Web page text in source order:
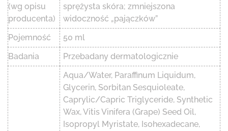
(wg opisu
producenta)
sprężysta skóra; zmniejszona
widoczność „pajączków”
Pojemność
50 ml
Badania
Przebadany dermatologicznie
Aqua/Water, Paraffinum Liquidum,
Glycerin, Sorbitan Sesquioleate,
Caprylic/Capric Triglyceride, Synthetic
Wax, Vitis Vinifera (Grape) Seed Oil,
Isopropyl Myristate, Isohexadecane,